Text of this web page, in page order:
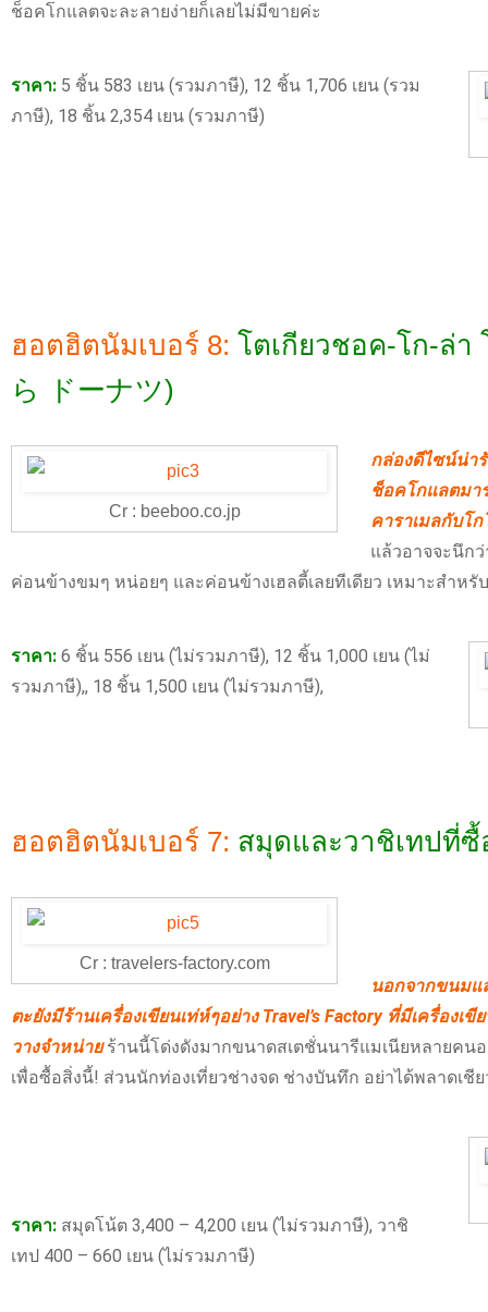
ช็อคโกแลตจะละลายง่ายก็เลยไม่มีขายค่ะ
ราคา: 5 ชิ้น 583 เยน (รวมภาษี), 12 ชิ้น 1,706 เยน (รวม
ภาษี), 18 ชิ้น 2,354 เยน (รวมภาษี)
ฮอตฮิตนัมเบอร์ 8: โตเกียวชอค-โก-ล่า
ら ドーナツ)
Cr : beeboo.co.jp
กล่องดีไซน์น่า
ช็อคโกแลตมา
คาราเมลกับโ
แล้วอาจจะนึก
ค่อนข้างขมๆ หน่อยๆ และค่อนข้างเฮลตี้เลยทีเดียว เหมาะสำหรั
ราคา: 6 ชิ้น 556 เยน (ไม่รวมภาษี), 12 ชิ้น 1,000 เยน (ไม่
รวมภาษี),, 18 ชิ้น 1,500 เยน (ไม่รวมภาษี),
ฮอตฮิตนัมเบอร์ 7: สมุดและวาชิเทปที่
Cr : travelers-factory.com
นอกจากขนมแ
ตะยังมีร้านเครื่องเขียนเท่ห์ๆอย่าง Travel’s Factory ที่มีเครื่อ
วางจำหน่ายร้านนี้โด่งดังมากขนาดสเตชั่นนารีแมเนียหลายคน
เพื่อซื้อสิ่งนี้! ส่วนนักท่องเที่ยวช่างจด ช่างบันทึก อย่าได้พลาดเชี
ราคา: สมุดโน้ต 3,400 – 4,200 เยน (ไม่รวมภาษี), วาชิ
เทป 400 – 660 เยน (ไม่รวมภาษี)